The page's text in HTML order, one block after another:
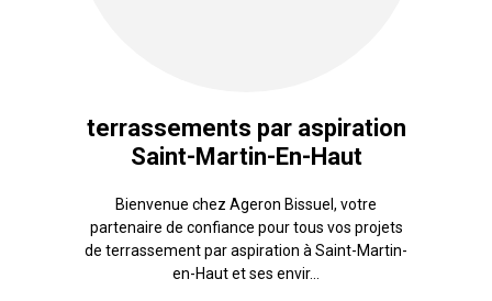
terrassements par aspiration
Saint-Martin-En-Haut
Bienvenue chez Ageron Bissuel, votre
partenaire de confiance pour tous vos projets
de terrassement par aspiration à Saint-Martin-
en-Haut et ses envir...